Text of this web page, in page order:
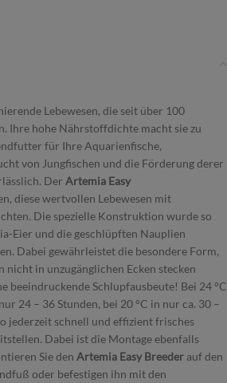
Lebewesen, die seit über 100
Ihre hohe Nährstoffdichte macht sie zu
für Ihre Aquarienfische,
von Jungfischen und die Förderung derer
Der Artemia Easy
diese wertvollen Lebewesen mit
Die spezielle Konstruktion wurde so
Eier und die geschlüpften Nauplien
Dabei gewährleistet die besondere Form,
nicht in unzugänglichen Ecken stecken
beeindruckende Schlupfausbeute! Bei 24 °C
24 – 36 Stunden, bei 20 °C in nur ca. 30 –
jederzeit schnell und effizient frisches
Dabei ist die Montage ebenfalls
Sie den Artemia Easy Breeder auf den
oder befestigen ihn mit den